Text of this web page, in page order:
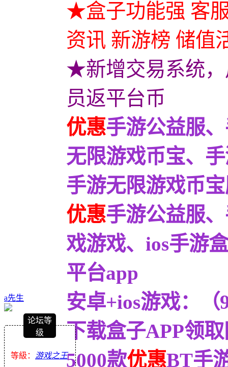
a先生
论坛等
级
等級： 游戏之王
★盒子功能强 客
资讯 新游榜 储值
★新增交易系统，
员返平台币
优惠手游公益服
无限游戏币宝、
手游无限游戏币宝
优惠手游公益服
戏游戏、ios手游
平台app
安卓+ios游戏：
下载盒子APP领
5000款优惠BT手